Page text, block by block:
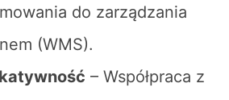
do zarządzania
(WMS).
– Współpraca z